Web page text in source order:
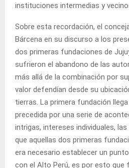
instituciones intermedias y
Sobre esta recordación, el
Bárcena en su discurso a los
dos primeras fundaciones de
sufrieron el abandono de las
más allá de la combinación por
valor defendían desde su
tierras. La primera fundación
precedida por una serie de
intrigas, intereses individuales,
que aquellas dos primeras
era necesario establecer un
con el Alto Perú, es por esto que